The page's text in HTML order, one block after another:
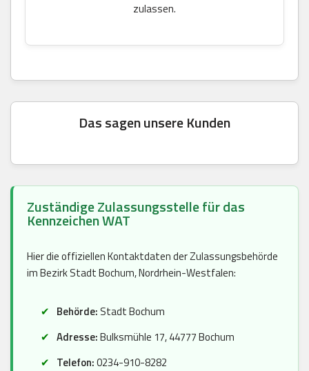
zulassen.
Das sagen unsere Kunden
Zuständige Zulassungsstelle für das
Kennzeichen WAT
Hier die offiziellen Kontaktdaten der Zulassungsbehörde
im Bezirk Stadt Bochum, Nordrhein-Westfalen:
Behörde: Stadt Bochum
Adresse:Bulksmühle 17, 44777 Bochum
Telefon:0234-910-8282